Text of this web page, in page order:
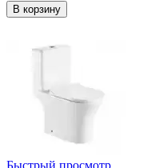
В корзину
Быстрый просмотр